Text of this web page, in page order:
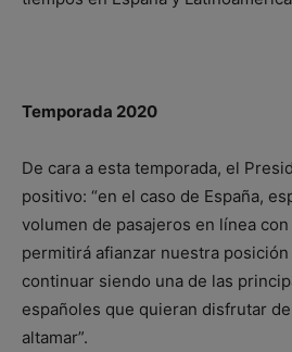
Temporada 2020
De cara a esta temporada, el
positivo: “en el caso de España,
volumen de pasajeros en línea
permitirá afianzar nuestra
continuar siendo una de las
españoles que quieran disfrutar
altamar”.